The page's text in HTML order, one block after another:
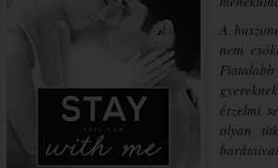
A
nem
érzelmi
olyan
barátaival